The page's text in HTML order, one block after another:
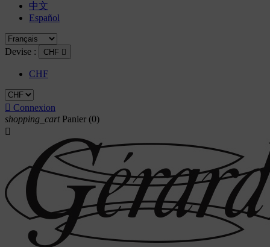
中文
Español
Devise : CHF 
CHF
 Connexion
shopping_cart Panier (0)
